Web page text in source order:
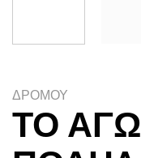
ΔΡΟΜΟΥ
ΤΟ